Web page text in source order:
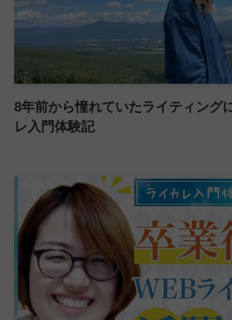
8年前から憧れていたライティング
レ入門体験記